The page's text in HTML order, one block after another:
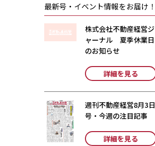
最新号・イベント情報をお届け！
株式会社不動産経営ジ
ャーナル 夏季休業日
のお知らせ
詳細を見る
週刊不動産経営8月3日
号・今週の注目記事
詳細を見る